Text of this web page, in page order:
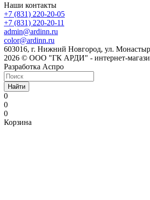
Наши контакты
+7 (831) 220-20-05
+7 (831) 220-20-11
admin@ardinn.ru
color@ardinn.ru
603016, г. Нижний Новгород, ул.
2026 © ООО "ГК АРДИ" - интернет-
Разработка Аспро
Найти
0
0
0
Корзина